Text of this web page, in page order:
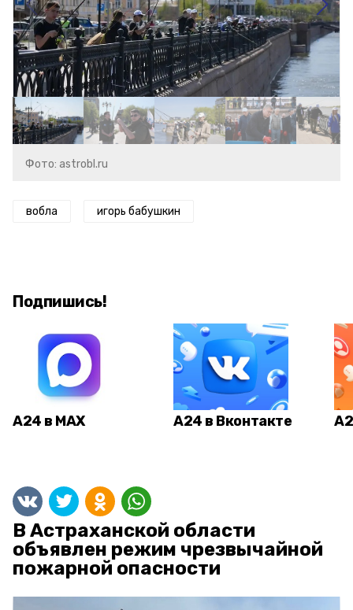
Фото: astrobl.ru
вобла игорь бабушкин
Подпишись!
А24 в MAX А24 в Вконтакте
В Астраханской области
объявлен режим чрезвычайной
пожарной опасности